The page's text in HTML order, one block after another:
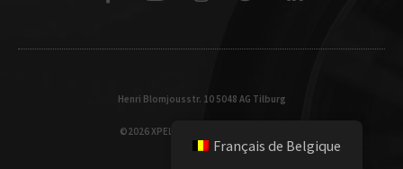
Henri Blomjousstr. 10 5048 AG Tilburg
©2026 XPEL, Inc. All Rights Reserved.
Français de Belgique